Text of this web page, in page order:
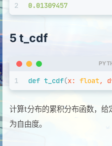
2
0.01309457
5 t_cdf
1 def t_cdf(x: float,
计算t分布的累积分布函数，给
为自由度。